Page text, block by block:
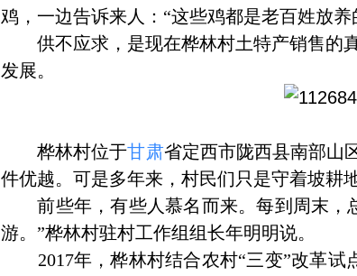
鸡，一边告诉来人：“这些鸡都是老百姓放
供不应求，是现在桦林村土特产销售的真
发展。
桦林村位于甘肃省定西市陇西县南部山
件优越。可是多年来，村民们只是守着坡耕
前些年，有些人慕名而来。每到周末，
游。”桦林村驻村工作组组长年明明说。
2017年，桦林村结合农村“三变”改革试